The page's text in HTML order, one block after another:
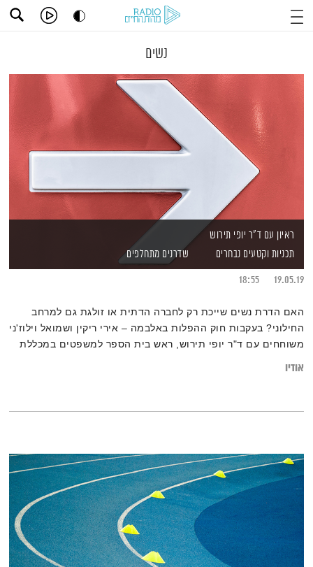
נשים
ראיון עם ד"ר יופי תירוש
תכניות וקטעים נבחרים
שדרנים מתחלפים
19.05.19
18:55
האם הדרת נשים שייכת רק לחברה הדתית או זולגת גם למרחב
החילוני? בעקבות חוק ההפלות באלבמה – אירי ריקין ושמואל וילוז'ני
משוחחים עם ד"ר יופי תירוש, ראש בית הספר למשפטים במכללת
אודיו